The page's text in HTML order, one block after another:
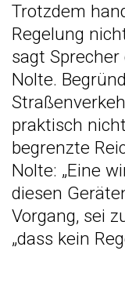
Trotzdem
Regelung
sagt
Nolte.
praktisch
begrenzte
Nolte: „Eine
diesen
Vorgang, sei
„dass kein